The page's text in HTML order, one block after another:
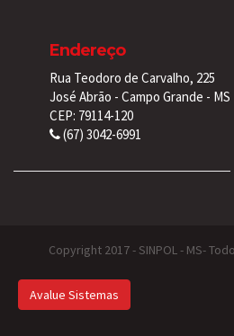
Endereço
Rua Teodoro de Carvalho, 225
José Abrão - Campo Grande - MS
CEP: 79114-120
(67) 3042-6991
Copyright 2017 - SINPOL - MS-
Avalue Sistemas